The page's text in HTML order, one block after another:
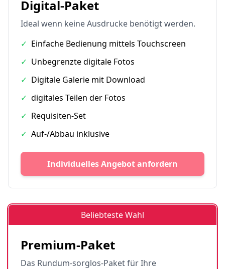
Digital-Paket
Ideal wenn keine Ausdrucke benötigt werden.
✓ Einfache Bedienung mittels Touchscreen
✓ Unbegrenzte digitale Fotos
✓ Digitale Galerie mit Download
✓ digitales Teilen der Fotos
✓ Requisiten-Set
✓ Auf-/Abbau inklusive
Individuelles Angebot anfordern
Beliebteste Wahl
Premium-Paket
Das Rundum-sorglos-Paket für Ihre